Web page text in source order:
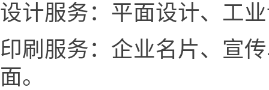
设计服务：平面设计、工
印刷服务：企业名片、宣
面。